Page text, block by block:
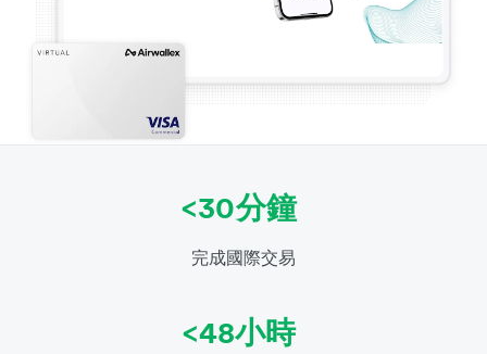
<30分鐘
完成國際交易
<48小時